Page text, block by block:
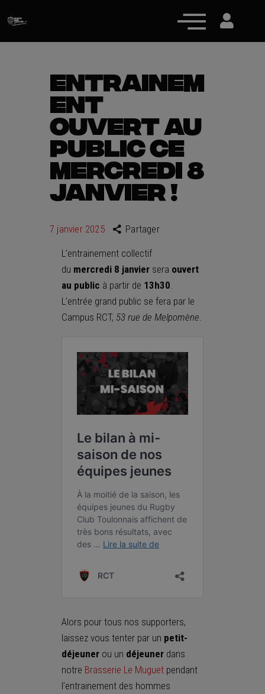
Actualités
Équipe pro
Nos équipes
Fan Zone
RCT Engagé
ENTRAINEM
ENT
OUVERT AU
PUBLIC CE
MERCREDI 8
JANVIER !
7 janvier 2025 Partager
L’entrainement collectif
du mercredi 8 janvier sera ouvert
au public à partir de 13h30.
L’entrée grand public se fera par le
Campus RCT, 53 rue de Melpomène.
Alors pour tous nos supporters,
laissez vous tenter par un petit-
déjeuner ou un déjeuner dans
notre Brasserie Le Muguet pendant
l’entrainement des hommes